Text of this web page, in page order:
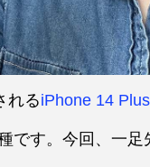
れるiPhone 14 Plus
です。今回、一